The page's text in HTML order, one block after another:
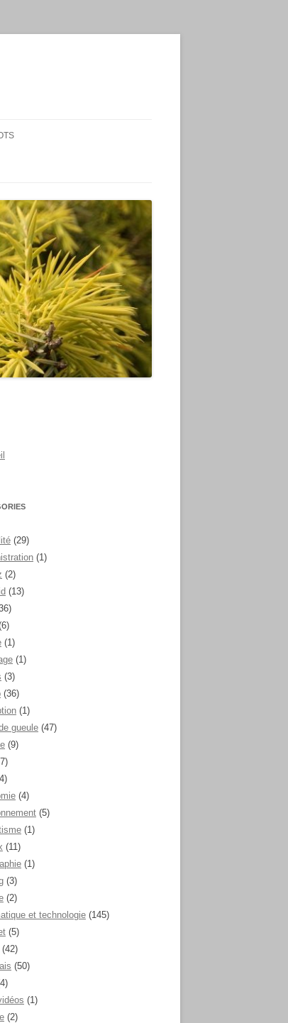
(29)
(1)
(2)
(13)
(1)
(1)
(3)
(36)
(1)
gueule (47)
(9)
(4)
(5)
(1)
(11)
(1)
(3)
(2)
et technologie (145)
(5)
(42)
(50)
(1)
(2)